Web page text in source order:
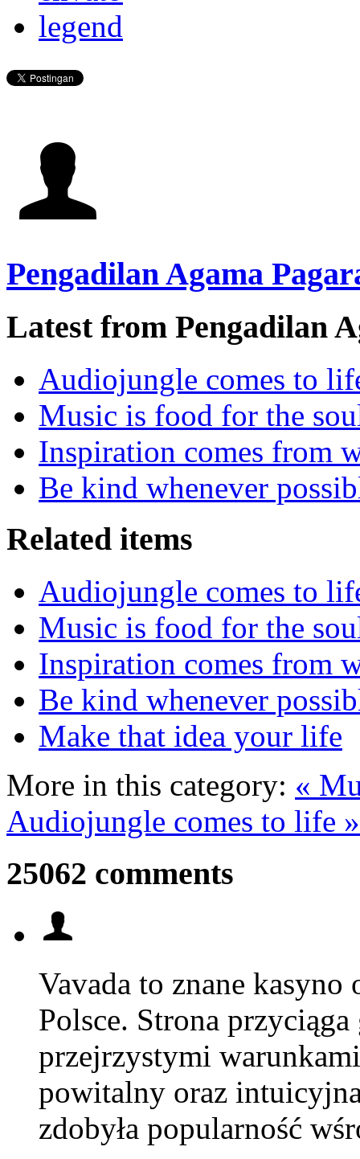
legend
Pengadilan Agama
Latest from Pengadilan
Audiojungle comes to
Music is food for the
Inspiration comes from
Be kind whenever
Related items
Audiojungle comes to
Music is food for the
Inspiration comes from
Be kind whenever
Make that idea your life
More in this category: «
Audiojungle comes to life »
25062 comments
Vavada to znane
Polsce. Strona
przejrzystymi
powitalny oraz
zdobyła popularność